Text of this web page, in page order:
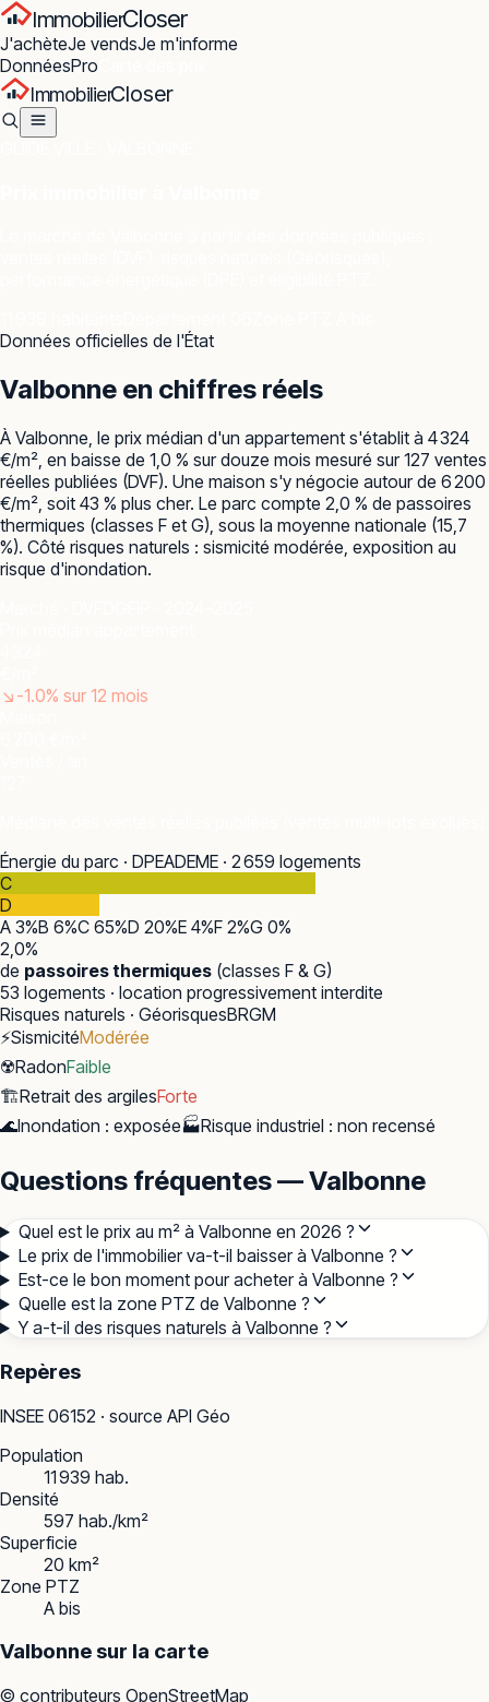
ImmobilierCloser
J'achèteJe vendsJe m'informe
DonnéesPro
ImmobilierCloser
Données officielles de l'État
Valbonne en chiffres réels
À Valbonne, le prix médian d'un appartement s'établit à 4 324
€/m², en baisse de 1,0 % sur douze mois mesuré sur 127 ventes
réelles publiées (DVF). Une maison s'y négocie autour de 6 200
€/m², soit 43 % plus cher. Le parc compte 2,0 % de passoires
thermiques (classes F et G), sous la moyenne nationale (15,7
%). Côté risques naturels : sismicité modérée, exposition au
risque d'inondation.
↘ -1.0% sur 12 mois
Énergie du parc · DPEADEME · 2 659 logements
C
D
A 3%B 6%C 65%D 20%E 4%F 2%G 0%
2,0%
de passoires thermiques (classes F & G)
53 logements · location progressivement interdite
Risques naturels · GéorisquesBRGM
⚡SismicitéModérée
☢️RadonFaible
🏗️Retrait des argilesForte
🌊Inondation : exposée🏭Risque industriel : non recensé
Questions fréquentes — Valbonne
Quel est le prix au m² à Valbonne en 2026 ?
Le prix de l'immobilier va-t-il baisser à Valbonne ?
Est-ce le bon moment pour acheter à Valbonne ?
Quelle est la zone PTZ de Valbonne ?
Y a-t-il des risques naturels à Valbonne ?
Repères
INSEE 06152 · source API Géo
Population
11 939 hab.
Densité
597 hab./km²
Superficie
20 km²
Zone PTZ
A bis
Valbonne sur la carte
© contributeurs OpenStreetMap